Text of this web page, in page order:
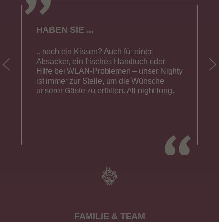
HABEN SIE ...
.. noch ein Kissen? Auch für einen
Absacker, ein frisches Handtuch oder
Hilfe bei WLAN-Problemen – unser Nighty
ist immer zur Stelle, um die Wünsche
unserer Gäste zu erfüllen. All night long.
FAMILIE & TEAM